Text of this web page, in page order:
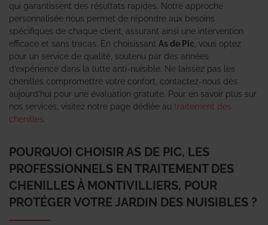
qui garantissent des résultats rapides. Notre approche
personnalisée nous permet de répondre aux besoins
spécifiques de chaque client, assurant ainsi une intervention
efficace et sans tracas. En choisissant As de Pic , vous optez
pour un service de qualité, soutenu par des années
d’expérience dans la lutte anti-nuisible. Ne laissez pas les
chenilles compromettre votre confort, contactez-nous dès
aujourd’hui pour une évaluation gratuite. Pour en savoir plus sur
nos services, visitez notre page dédiée au traitement des
chenilles
POURQUOI CHOISIR AS DE PIC, LES
PROFESSIONNELS EN TRAITEMENT DES
CHENILLES À MONTIVILLIERS, POUR
PROTÉGER VOTRE JARDIN DES NUISIBLES ?